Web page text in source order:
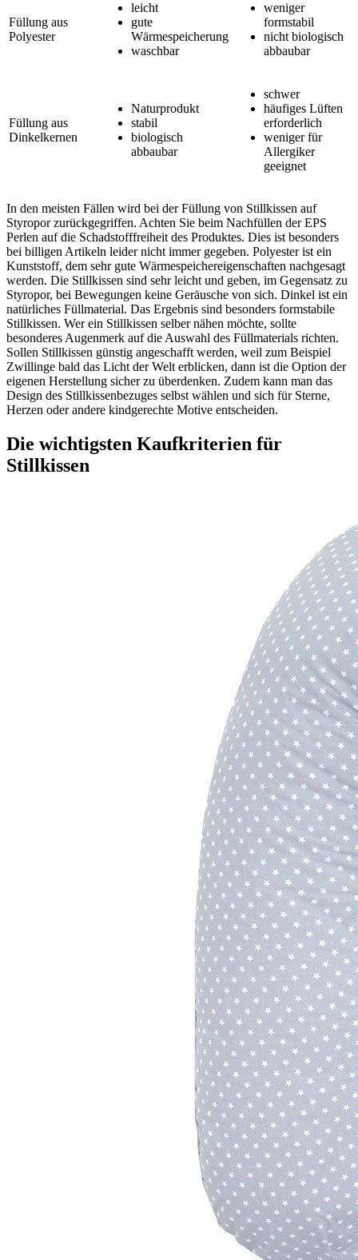
Füllung aus
Polyester
leicht
gute
Wärmespeicherung
waschbar
weniger
formstabil
nicht biologisch
abbaubar
Füllung aus
Dinkelkernen
Naturprodukt
stabil
biologisch
abbaubar
schwer
häufiges Lüften
erforderlich
weniger für
Allergiker
geeignet
In den meisten Fällen wird bei der Füllung von Stillkissen auf
Styropor zurückgegriffen. Achten Sie beim Nachfüllen der EPS
Perlen auf die Schadstofffreiheit des Produktes. Dies ist besonders
bei billigen Artikeln leider nicht immer gegeben. Polyester ist ein
Kunststoff, dem sehr gute Wärmespeichereigenschaften nachgesagt
werden. Die Stillkissen sind sehr leicht und geben, im Gegensatz zu
Styropor, bei Bewegungen keine Geräusche von sich. Dinkel ist ein
natürliches Füllmaterial. Das Ergebnis sind besonders formstabile
Stillkissen. Wer ein Stillkissen selber nähen möchte, sollte
besonderes Augenmerk auf die Auswahl des Füllmaterials richten.
Sollen Stillkissen günstig angeschafft werden, weil zum Beispiel
Zwillinge bald das Licht der Welt erblicken, dann ist die Option der
eigenen Herstellung sicher zu überdenken. Zudem kann man das
Design des Stillkissenbezuges selbst wählen und sich für Sterne,
Herzen oder andere kindgerechte Motive entscheiden.
Die wichtigsten Kaufkriterien für
Stillkissen